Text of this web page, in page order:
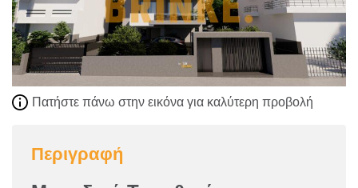
Πατήστε πάνω στην εικόνα για καλύτερη προβολή
Περιγραφή